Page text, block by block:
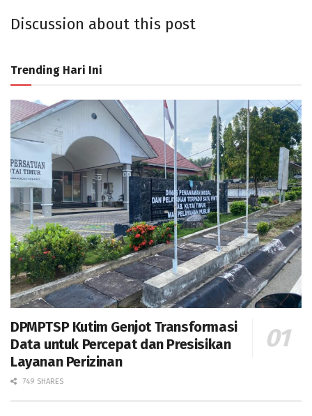
Discussion about this post
Trending Hari Ini
DPMPTSP Kutim Genjot Transformasi
Data untuk Percepat dan Presisikan
Layanan Perizinan
749 SHARES